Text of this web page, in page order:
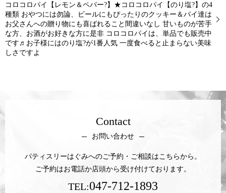
コロコロパイ【レモン＆ペパー?】★コロコロパイ【のり塩?】の4
種類 おやつには勿論、ビールにもぴったりのクッキー＆パイ達は
お父さんへの贈り物にも喜ばれること間違いなし 甘いものが苦手
な方、お酒がお好きな方に是非 コロコロパイは、単品でも販売中
です♬お子様にはのり塩?が1番人気 一度食べると止まらない美味
しさですよ
Contact
お問い合わせ
パティスリーはぐみへのご予約・ご相談はこちらから。
ご予約はお電話か店頭から受け付けております。
TEL:047-712-1893